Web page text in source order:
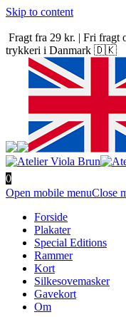
Skip to content
Fragt fra 29 kr. | Fri fragt
trykkeri i Danmark 🇩🇰
0
Open mobile menuClose
Forside
Plakater
Special Editions
Rammer
Kort
Silkesovemasker
Gavekort
Om